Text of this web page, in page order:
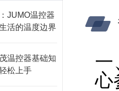
JUMO温控器
活的温度边界
温控器基础知
松上手
一
心